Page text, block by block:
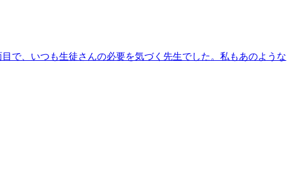
で、いつも生徒さんの必要を気づく先生でした。私もあのような